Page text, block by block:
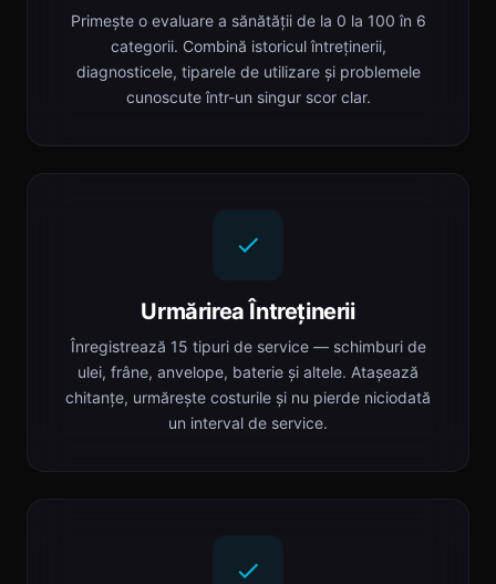
Primește o evaluare a sănătății de la 0 la 100 în 6
categorii. Combină istoricul întreținerii,
diagnosticele, tiparele de utilizare și problemele
cunoscute într-un singur scor clar.
Urmărirea Întreținerii
Înregistrează 15 tipuri de service — schimburi de
ulei, frâne, anvelope, baterie și altele. Atașează
chitanțe, urmărește costurile și nu pierde niciodată
un interval de service.